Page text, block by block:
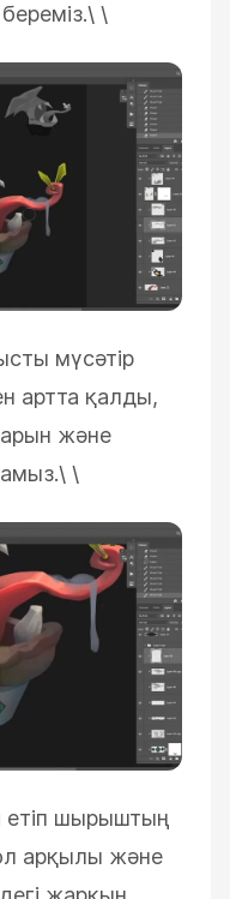
\
мүсәтір
артта қалды,
және
\
етіп шырыштың
ол арқылы және